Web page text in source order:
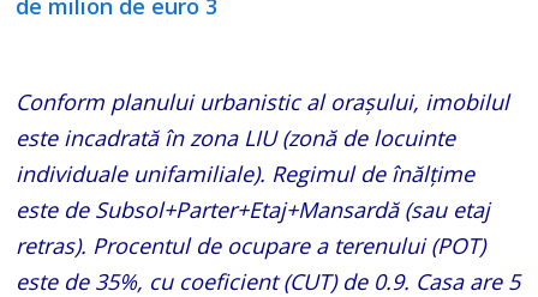
Conform planului urbanistic al orașului, imobilul
este incadrată în zona LIU (zonă de locuinte
individuale unifamiliale). Regimul de înălțime
este de Subsol+Parter+Etaj+Mansardă (sau etaj
retras). Procentul de ocupare a terenului (POT)
este de 35%, cu coeficient (CUT) de 0.9. Casa are 5